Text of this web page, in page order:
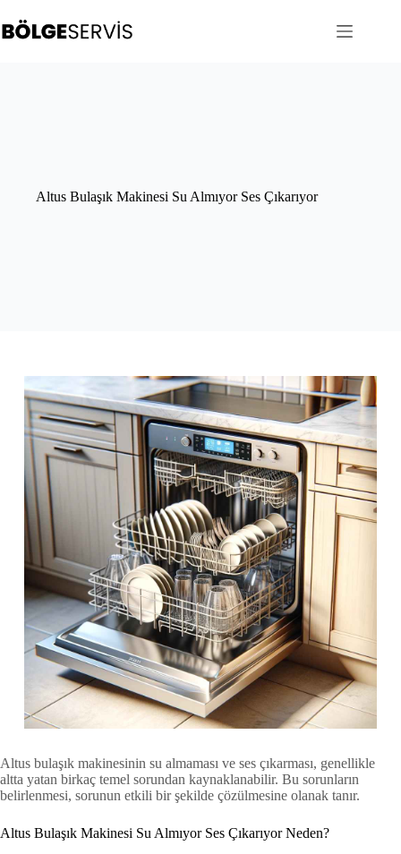
to
content
Altus Bulaşık Makinesi Su Almıyor Ses Çıkarıyor
Altus bulaşık makinesinin su almaması ve ses çıkarması, genellikle
altta yatan birkaç temel sorundan kaynaklanabilir. Bu sorunların
belirlenmesi, sorunun etkili bir şekilde çözülmesine olanak tanır.
Altus Bulaşık Makinesi Su Almıyor Ses Çıkarıyor Neden?